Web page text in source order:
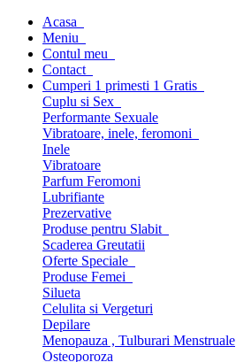
Acasa
Meniu
Contul meu
Contact
Cumperi 1 primesti 1 Gratis
Cuplu si Sex
Performante Sexuale
Vibratoare, inele, feromoni
Inele
Vibratoare
Parfum Feromoni
Lubrifiante
Prezervative
Produse pentru Slabit
Scaderea Greutatii
Oferte Speciale
Produse Femei
Silueta
Celulita si Vergeturi
Depilare
Menopauza , Tulburari Menstruale
Osteoporoza